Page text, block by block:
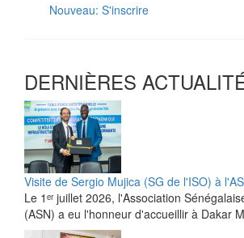
Nouveau: S'inscrire
DERNIÈRES
Visite de Sergio Mujica (SG de l'ISO) à
Le 1ᵉʳ juillet 2026, l'Association
(ASN) a eu l'honneur d'accueillir à Dakar